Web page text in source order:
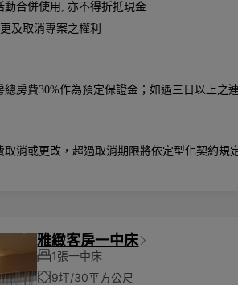
動合併使用, 亦不得折抵現金
及取消專案之權利
房費30%作為預定保證金；如遇三日以上之
消或更改，超過取消期限將依定型化契約規
雅緻客房一中床
1張一中床
9坪/30平方公尺